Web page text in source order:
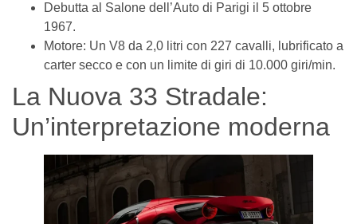
Debutta al Salone dell’Auto di Parigi il 5 ottobre
1967.
Motore: Un V8 da 2,0 litri con 227 cavalli, lubrificato a
carter secco e con un limite di giri di 10.000 giri/min.
La Nuova 33 Stradale:
Un’interpretazione moderna